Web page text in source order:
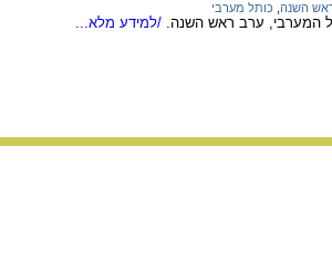
השנה כותל מערבי
המערבי, ערב ראש השנה. /למידע מלא...